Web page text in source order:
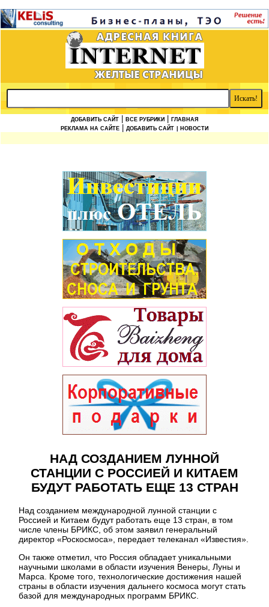
ДОБАВИТЬ САЙТ ВСЕ РУБРИКИ
ГЛАВНАЯ
РЕКЛАМА НА САЙТЕ
ДОБАВИТЬ САЙТ | НОВОСТИ
НАД СОЗДАНИЕМ ЛУННОЙ
СТАНЦИИ С РОССИЕЙ И КИТАЕМ
БУДУТ РАБОТАТЬ ЕЩЕ 13 СТРАН
Над созданием международной лунной станции с
Россией и Китаем будут работать еще 13 стран, в том
числе члены БРИКС, об этом заявил генеральный
директор «Роскосмоса», передает телеканал «Известия».
Он также отметил, что Россия обладает уникальными
научными школами в области изучения Венеры, Луны и
Марса. Кроме того, технологические достижения нашей
страны в области изучения дальнего космоса могут стать
базой для международных программ БРИКС.